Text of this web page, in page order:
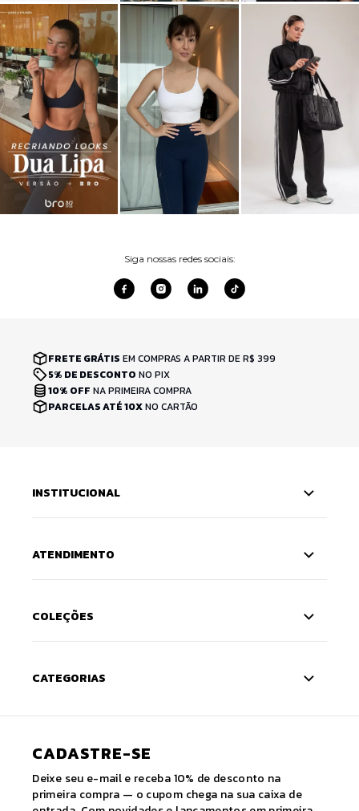
Siga nossas redes sociais:
FRETE GRÁTIS EM COMPRAS A PARTIR DE R$ 399
5% DE DESCONTO NO PIX
10% OFF NA PRIMEIRA COMPRA
PARCELAS ATÉ 10XNO CARTÃO
INSTITUCIONAL
ATENDIMENTO
COLEÇÕES
CATEGORIAS
CADASTRE-SE
Deixe seu e-mail e receba 10% de desconto na
primeira compra — o cupom chega na sua caixa de